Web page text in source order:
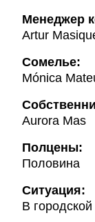
Менеджер
Artur
Cомелье:
Mónica
Aurora Mas
Полцены:
Половина
Ситуация:
В городской